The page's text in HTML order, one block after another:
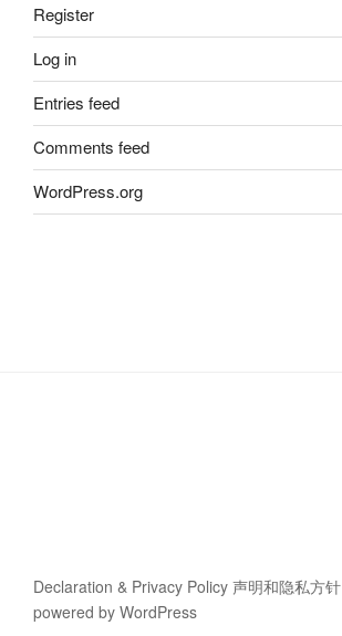
Register
Log in
Entries feed
Comments feed
WordPress.org
Declaration & Privacy Policy 声明和隐私方针
powered by WordPress